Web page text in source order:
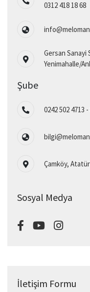
0312 418 18 68
Gersan Sanayi
Yenimahalle/
Şube
0242 502 4713
Çamköy,
Sosyal Medya
İletişim Formu